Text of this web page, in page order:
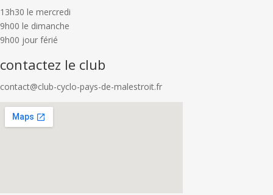
13h30 le mercredi
9h00 le dimanche
9h00 jour férié
contactez le club
contact@club-cyclo-pays-de-malestroit.fr